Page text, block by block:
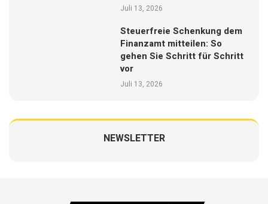
Juli 13, 2026
Steuerfreie Schenkung dem
Finanzamt mitteilen: So
gehen Sie Schritt für Schritt
vor
Juli 13, 2026
NEWSLETTER